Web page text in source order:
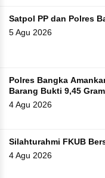
Satpol PP dan Polres
5 Agu 2026
Polres Bangka
Barang Bukti 9,45 Gram
4 Agu 2026
Silahturahmi FKUB
4 Agu 2026